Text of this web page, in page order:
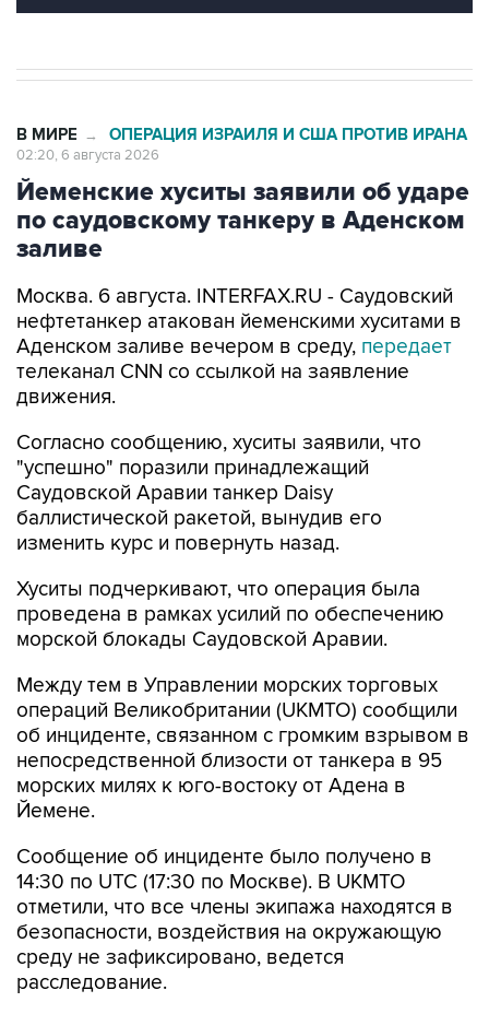
В МИРЕ → ОПЕРАЦИЯ ИЗРАИЛЯ И США ПРОТИВ ИРАНА
02:20, 6 августа 2026
Йеменские хуситы заявили об ударе
по саудовскому танкеру в Аденском
заливе
Москва. 6 августа. INTERFAX.RU - Саудовский
нефтетанкер атакован йеменскими хуситами в
Аденском заливе вечером в среду, передает
телеканал CNN со ссылкой на заявление
движения.
Согласно сообщению, хуситы заявили, что
"успешно" поразили принадлежащий
Саудовской Аравии танкер Daisy
баллистической ракетой, вынудив его
изменить курс и повернуть назад.
Хуситы подчеркивают, что операция была
проведена в рамках усилий по обеспечению
морской блокады Саудовской Аравии.
Между тем в Управлении морских торговых
операций Великобритании (UKMTO) сообщили
об инциденте, связанном с громким взрывом в
непосредственной близости от танкера в 95
морских милях к юго-востоку от Адена в
Йемене.
Сообщение об инциденте было получено в
14:30 по UTC (17:30 по Москве). В UKMTO
отметили, что все члены экипажа находятся в
безопасности, воздействия на окружающую
среду не зафиксировано, ведется
расследование.